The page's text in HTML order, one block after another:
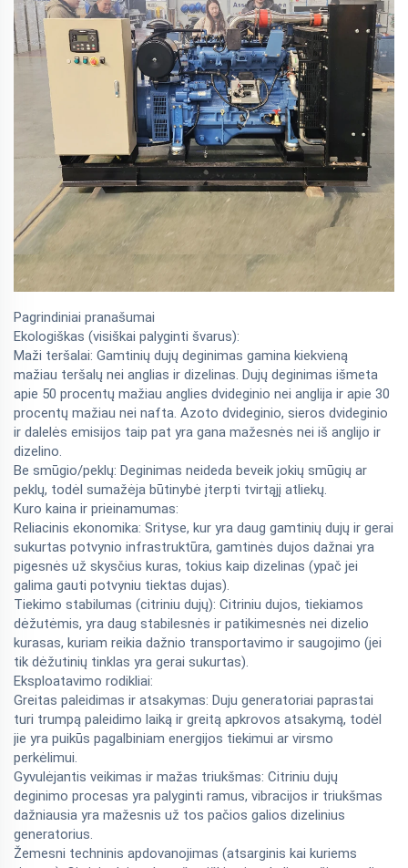
Pagrindiniai pranašumai
Ekologiškas (visiškai palyginti švarus):
Maži teršalai: Gamtinių dujų deginimas gamina kiekvieną
mažiau teršalų nei anglias ir dizelinas. Dujų deginimas išmeta
apie 50 procentų mažiau anglies dvideginio nei anglija ir apie 30
procentų mažiau nei nafta. Azoto dvideginio, sieros dvideginio
ir dalelės emisijos taip pat yra gana mažesnės nei iš anglijo ir
dizelino.
Be smūgio/peklų: Deginimas neideda beveik jokių smūgių ar
peklų, todėl sumažėja būtinybė įterpti tvirtąjį atliekų.
Kuro kaina ir prieinamumas:
Reliacinis ekonomika: Srityse, kur yra daug gamtinių dujų ir gerai
sukurtas potvynio infrastruktūra, gamtinės dujos dažnai yra
pigesnės už skysčius kuras, tokius kaip dizelinas (ypač jei
galima gauti potvyniu tiektas dujas).
Tiekimo stabilumas (citriniu dujų): Citriniu dujos, tiekiamos
dėžutėmis, yra daug stabilesnės ir patikimesnės nei dizelio
kurasas, kuriam reikia dažnio transportavimo ir saugojimo (jei
tik dėžutinių tinklas yra gerai sukurtas).
Eksploatavimo rodikliai:
Greitas paleidimas ir atsakymas: Duju generatoriai paprastai
turi trumpą paleidimo laiką ir greitą apkrovos atsakymą, todėl
jie yra puikūs pagalbiniam energijos tiekimui ar virsmo
perkėlimui.
Gyvulėjantis veikimas ir mažas triukšmas: Citriniu dujų
deginimo procesas yra palyginti ramus, vibracijos ir triukšmas
dažniausia yra mažesnis už tos pačios galios dizelinius
generatorius.
Žemesni techninis apdovanojimas (atsarginis kai kuriems